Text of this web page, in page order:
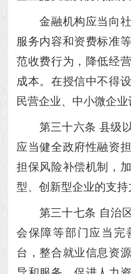
金融机构应当向社
服务内容和资费标准
范收费行为，降低经
成本。在授信中不得
民营企业、中小微企业
第三十六条 县级
应当健全政府性融资
担保风险补偿机制，
型、创新型企业的支持
第三十七条 自治
会保障等部门应当完
台，整合就业信息资